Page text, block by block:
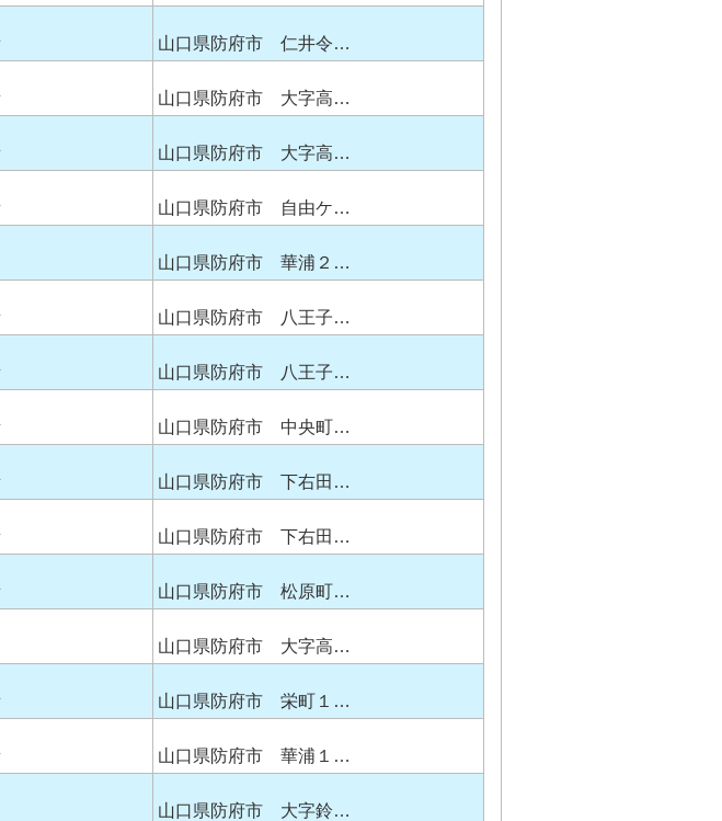
山口県防府市 仁井令…
山口県防府市 大字高…
山口県防府市 大字高…
山口県防府市 自由ケ…
山口県防府市 華浦２…
山口県防府市 八王子…
山口県防府市 八王子…
山口県防府市 中央町…
山口県防府市 下右田…
山口県防府市 下右田…
山口県防府市 松原町…
山口県防府市 大字高…
山口県防府市 栄町１…
山口県防府市 華浦１…
山口県防府市 大字鈴…